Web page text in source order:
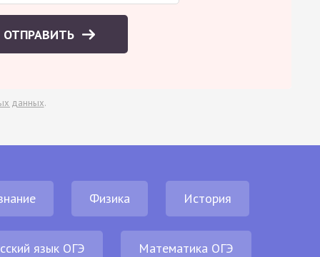
ОТПРАВИТЬ
данных.
Физика История
язык ОГЭ Математика ОГЭ